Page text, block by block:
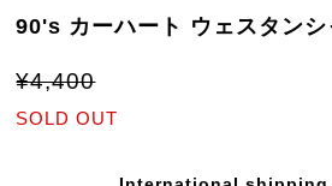
90's カーハート ウェスタンシ
¥4,400
SOLD OUT